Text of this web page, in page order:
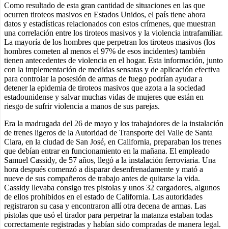
Como resultado de esta gran cantidad de situaciones en las que
ocurren tiroteos masivos en Estados Unidos, el país tiene ahora
datos y estadísticas relacionados con estos crímenes, que muestran
una correlación entre los tiroteos masivos y la violencia intrafamiliar.
La mayoría de los hombres que perpetran los tiroteos masivos (los
hombres cometen al menos el 97% de esos incidentes) también
tienen antecedentes de violencia en el hogar. Esta información, junto
con la implementación de medidas sensatas y de aplicación efectiva
para controlar la posesión de armas de fuego podrían ayudar a
detener la epidemia de tiroteos masivos que azota a la sociedad
estadounidense y salvar muchas vidas de mujeres que están en
riesgo de sufrir violencia a manos de sus parejas.
Era la madrugada del 26 de mayo y los trabajadores de la instalación
de trenes ligeros de la Autoridad de Transporte del Valle de Santa
Clara, en la ciudad de San José, en California, preparaban los trenes
que debían entrar en funcionamiento en la mañana. El empleado
Samuel Cassidy, de 57 años, llegó a la instalación ferroviaria. Una
hora después comenzó a disparar desenfrenadamente y mató a
nueve de sus compañeros de trabajo antes de quitarse la vida.
Cassidy llevaba consigo tres pistolas y unos 32 cargadores, algunos
de ellos prohibidos en el estado de California. Las autoridades
registraron su casa y encontraron allí otra decena de armas. Las
pistolas que usó el tirador para perpetrar la matanza estaban todas
correctamente registradas y habían sido compradas de manera legal.